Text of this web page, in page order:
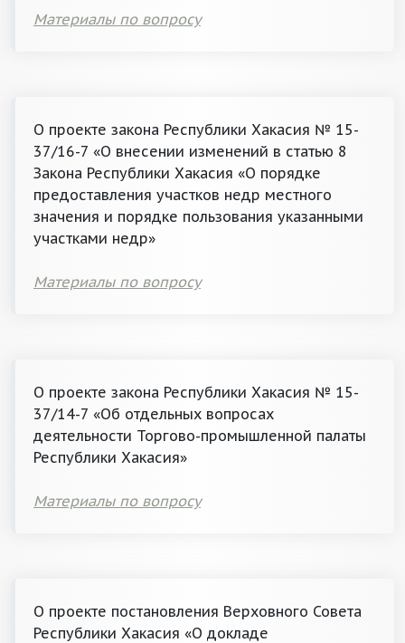
Материалы по вопросу
О проекте закона Республики Хакасия № 15-
37/16-7 «О внесении изменений в статью 8
Закона Республики Хакасия «О порядке
предоставления участков недр местного
значения и порядке пользования указанными
участками недр»
Материалы по вопросу
О проекте закона Республики Хакасия № 15-
37/14-7 «Об отдельных вопросах
деятельности Торгово-промышленной палаты
Республики Хакасия»
Материалы по вопросу
О проекте постановления Верховного Совета
Республики Хакасия «О докладе